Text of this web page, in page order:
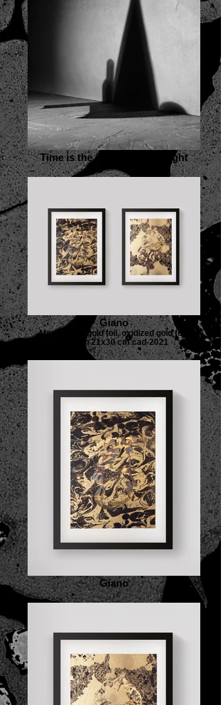
Time is the shadow of the light
Giano
Marbling on gold foil, oxidized gold foil-
diptych 21x30 cm cad-2021
Giano